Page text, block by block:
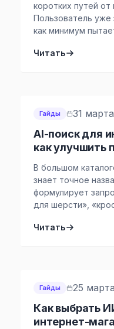
коротких путей от
Пользователь уже
как минимум
точными словами:
Читать
Гайды 31
AI-поиск для
как улучшить
В большом
знает точное
формулирует
для шерсти»,
магазина в этот
Читать
Гайды 25
Как выбрать
интернет-